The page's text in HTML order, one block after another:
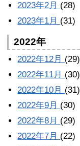
2023年2月 (28)
2023年1月 (31)
2022年
2022年12月 (29)
2022年11月 (30)
2022年10月 (31)
2022年9月 (30)
2022年8月 (29)
2022年7月 (22)